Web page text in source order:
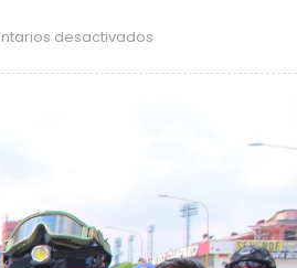
desactivados